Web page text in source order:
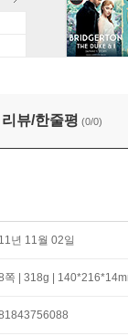
리뷰/한줄평 (0/0)
년 11월 02일
쪽 | 318g |